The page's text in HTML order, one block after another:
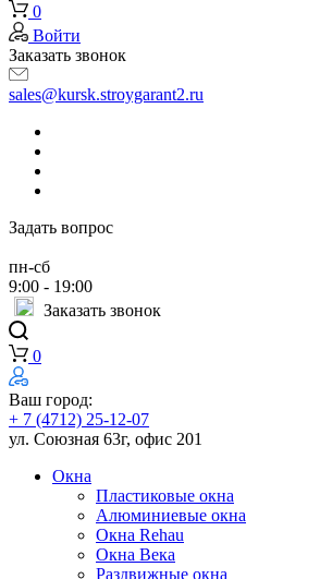
0
Войти
Заказать звонок
sales@kursk.stroygarant2.ru
Задать вопрос
пн-сб
9:00 - 19:00
Заказать звонок
0
Ваш город:
+ 7 (4712) 25-12-07
ул. Союзная 63г, офис 201
Окна
Пластиковые окна
Алюминиевые окна
Окна Rehau
Окна Века
Раздвижные окна